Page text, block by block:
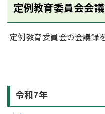
定例教育委員会会
定例教育委員会の会議録
令和7年